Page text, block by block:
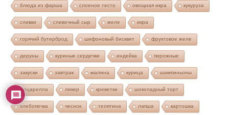
блюда из фарша слоеное тесто овощная икра кукуруза
сливки сливочный сыр желе икра
горячий бутерброд шифоновый бисквит фруктовое желе
деруны куриные сердечки индейка пирожные
закуски завтрак малина курица шампиньоны
моцарелла ликер креветки шоколадный торт
хлебопечка чеснок телятина лапша картошка